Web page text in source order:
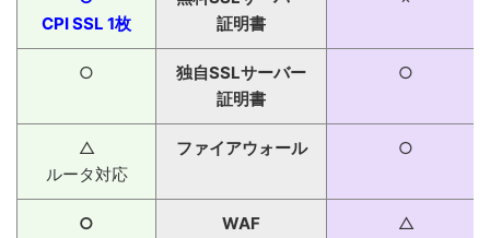
CPI SSL 1枚
証明書
○
独自SSLサーバー
証明書
○
△
ルータ対応
ファイアウォール ○
○ WAF
△